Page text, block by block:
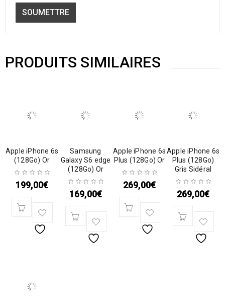
PRODUITS SIMILAIRES
Apple iPhone 6s
(128Go) Or
199,00€
Samsung
Galaxy S6 edge
(128Go) Or
169,00€
Apple iPhone 6s
Plus (128Go) Or
269,00€
Apple iPhone 6s
Plus (128Go)
Gris Sidéral
269,00€